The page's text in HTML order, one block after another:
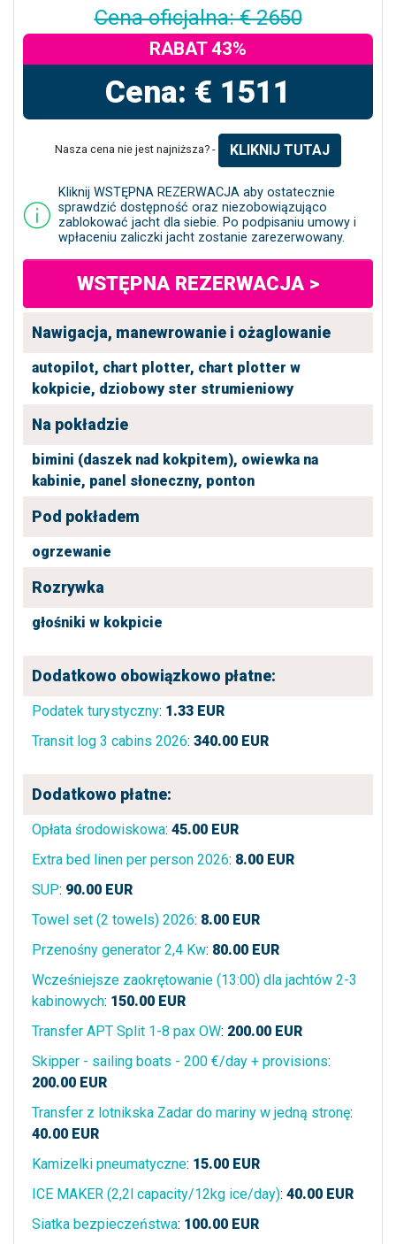
Cena oficjalna: € 2650
RABAT 43%
Cena: € 1511
Nasza cena nie jest najniższa? - KLIKNIJ TUTAJ
Kliknij WSTĘPNA REZERWACJA aby ostatecznie
sprawdzić dostępność oraz niezobowiązująco
zablokować jacht dla siebie. Po podpisaniu umowy i
wpłaceniu zaliczki jacht zostanie zarezerwowany.
WSTĘPNA REZERWACJA >
Nawigacja, manewrowanie i ożaglowanie
autopilot, chart plotter, chart plotter w
kokpicie, dziobowy ster strumieniowy
Na pokładzie
bimini (daszek nad kokpitem), owiewka na
kabinie, panel słoneczny, ponton
Pod pokładem
ogrzewanie
Rozrywka
głośniki w kokpicie
Dodatkowo obowiązkowo płatne:
Podatek turystyczny: 1.33 EUR
Transit log 3 cabins 2026: 340.00 EUR
Dodatkowo płatne:
Opłata środowiskowa: 45.00 EUR
Extra bed linen per person 2026: 8.00 EUR
SUP: 90.00 EUR
Towel set (2 towels) 2026: 8.00 EUR
Przenośny generator 2,4 Kw: 80.00 EUR
Wcześniejsze zaokrętowanie (13:00) dla jachtów 2-3
kabinowych: 150.00 EUR
Transfer APT Split 1-8 pax OW: 200.00 EUR
Skipper - sailing boats - 200 €/day + provisions:
200.00 EUR
Transfer z lotnikska Zadar do mariny w jedną stronę:
40.00 EUR
Kamizelki pneumatyczne: 15.00 EUR
ICE MAKER (2,2l capacity/12kg ice/day): 40.00 EUR
Siatka bezpieczeństwa: 100.00 EUR